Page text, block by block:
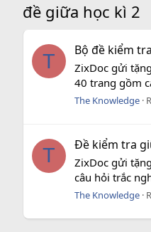
đề giữa học kì 2
T Bộ đề kiểm
ZixDoc gửi
40 trang gồm
The Knowledge
T Đề kiểm tra
ZixDoc gửi
câu hỏi trắc
The Knowledge